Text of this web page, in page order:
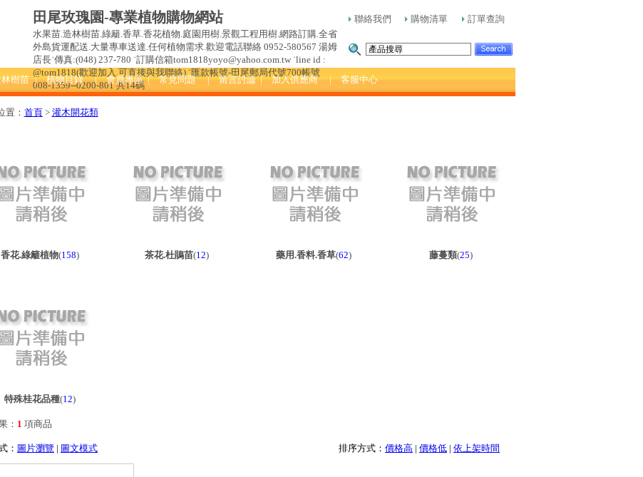
田尾玫瑰園-專業植物購物網站
水果苗.造林樹苗.綠籬.香草.香花植物.庭園用樹.景觀工程用樹.網路訂購.全省
外島貨運配送.大量專車送達.任何植物需求.歡迎電話聯絡 0952-580567 湯姆
店長˙傳真:(048) 237-780 ˙訂購信箱tom1818yoyo@yahoo.com.tw ˙line id :
@tom1818(歡迎加入.可直接與我聯絡) ˙匯款帳號-田尾郵局代號700帳號
008-1359--0200-801 共14碼
聯絡我們 購物清單 訂單查詢
樹苗 | 植物目錄 | 會員專區 | 常見問題 | 留言討論 | 加入供應商 | 客服中心
置： 首頁> 灌木開花類
香花.綠籬植物(158) 茶花.杜鵑苗(12) 藥用.香料.香草(62) 藤蔓類(25)
特殊桂花品種(12)
： 1 項商品
： 圖片瀏覽 | 圖文模式 排序方式： 價格高 | 價格低 | 依上架時間